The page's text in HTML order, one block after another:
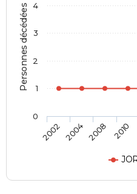
Personnes décédées
2002 2004 2008 2010
0
1
2
3
4